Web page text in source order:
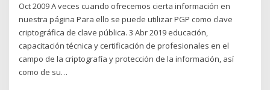
Oct 2009 A veces cuando ofrecemos cierta información en
nuestra página Para ello se puede utilizar PGP como clave
criptográfica de clave pública. 3 Abr 2019 educación,
capacitación técnica y certificación de profesionales en el
campo de la criptografía y protección de la información, así
como de su…